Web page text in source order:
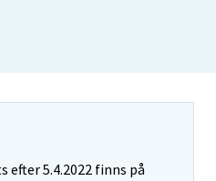
efter 5.4.2022 finns på